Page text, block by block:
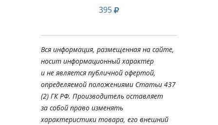
395
Вся информация, размещенная на сайте,
носит информационный характер
и не является публичной офертой,
определяемой положениями Статьи 437
(2) ГК РФ. Производитель оставляет
за собой право изменять
характеристики товара, его внешний